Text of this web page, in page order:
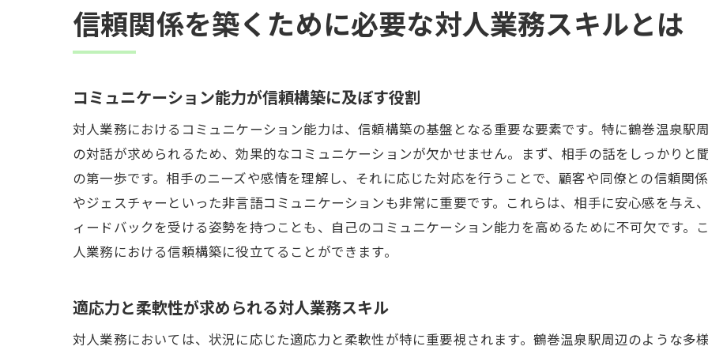
現場での学びを信頼関係に変えるプロセス
信頼構築のためのパートナーシップの強化
信頼関係を築くために必要な対人業務スキルとは
コミュニケーション能力が信頼構築に及ぼす役割
対人業務におけるコミュニケーション能力は、信頼構築の基盤となる重要な要素です。特に鶴巻温泉駅
の対話が求められるため、効果的なコミュニケーションが欠かせません。まず、相手の話をしっかりと
の第一歩です。相手のニーズや感情を理解し、それに応じた対応を行うことで、顧客や同僚との信頼関
やジェスチャーといった非言語コミュニケーションも非常に重要です。これらは、相手に安心感を与え
ィードバックを受ける姿勢を持つことも、自己のコミュニケーション能力を高めるために不可欠です。
人業務における信頼構築に役立てることができます。
適応力と柔軟性が求められる対人業務スキル
対人業務においては、状況に応じた適応力と柔軟性が特に重要視されます。鶴巻温泉駅周辺のような多